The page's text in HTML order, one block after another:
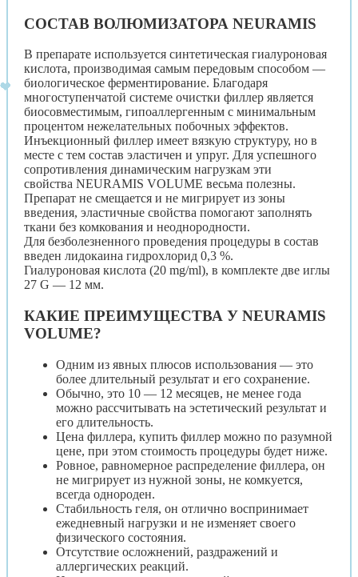
СОСТАВ ВОЛЮМИЗАТОРА NEURAMIS
В препарате используется синтетическая гиалуроновая
кислота, производимая самым передовым способом —
биологическое ферментирование. Благодаря
многоступенчатой системе очистки филлер является
биосовместимым, гипоаллергенным с минимальным
процентом нежелательных побочных эффектов.
Инъекционный филлер имеет вязкую структуру, но в
месте с тем состав эластичен и упруг. Для успешного
сопротивления динамическим нагрузкам эти
свойства NEURAMIS VOLUME весьма полезны.
Препарат не смещается и не мигрирует из зоны
введения, эластичные свойства помогают заполнять
ткани без комкования и неоднородности.
Для безболезненного проведения процедуры в состав
введен лидокаина гидрохлорид 0,3 %.
Гиалуроновая кислота (20 mg/ml), в комплекте две иглы
27 G — 12 мм.
КАКИЕ ПРЕИМУЩЕСТВА У NEURAMIS
VOLUME?
Одним из явных плюсов использования — это
более длительный результат и его сохранение.
Обычно, это 10 — 12 месяцев, не менее года
можно рассчитывать на эстетический результат и
его длительность.
Цена филлера, купить филлер можно по разумной
цене, при этом стоимость процедуры будет ниже.
Ровное, равномерное распределение филлера, он
не мигрирует из нужной зоны, не комкуется,
всегда однороден.
Стабильность геля, он отлично воспринимает
ежедневный нагрузки и не изменяет своего
физического состояния.
Отсутствие осложнений, раздражений и
аллергических реакций.